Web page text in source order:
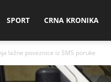
SPORT CRNA KRONIKA
lažne poveznice iz SMS poruke